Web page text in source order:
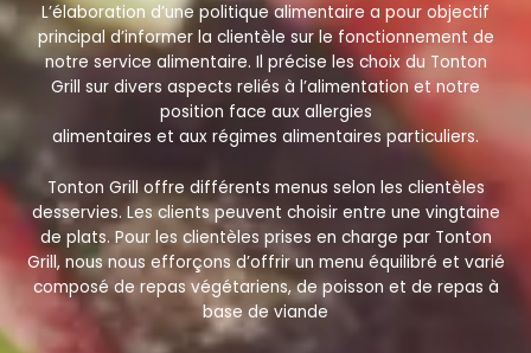
L’élaboration d’une politique alimentaire a pour objectif
principal d’informer la clientèle sur le fonctionnement de
notre service alimentaire. Il précise les choix du Tonton
Grill sur divers aspects reliés à l’alimentation et notre
position face aux allergies
alimentaires et aux régimes alimentaires particuliers.
Tonton Grill offre différents menus selon les clientèles
desservies. Les clients peuvent choisir entre une vingtaine
de plats. Pour les clientèles prises en charge par Tonton
Grill, nous nous efforçons d’offrir un menu équilibré et varié
composé de repas végétariens, de poisson et de repas à
base de viande